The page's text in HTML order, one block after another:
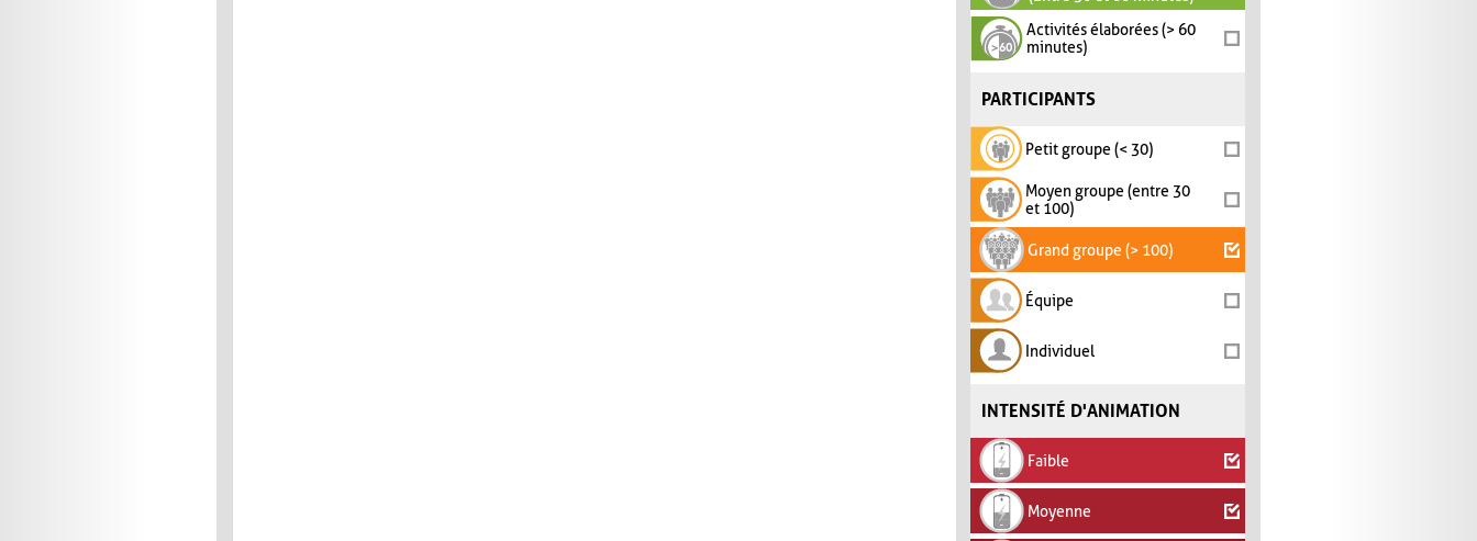
Activités élaborées (> 60
minutes)
PARTICIPANTS
Petit groupe (< 30)
Moyen groupe (entre 30
et 100)
Grand groupe (> 100)
Équipe
Individuel
INTENSITÉ D'ANIMATION
Faible
Moyenne